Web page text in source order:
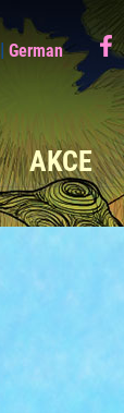
|German
AKCE